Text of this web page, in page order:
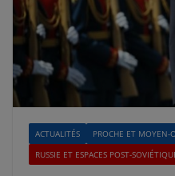
ACTUALITÉS PROCHE ET MOYEN-
RUSSIE ET ESPACES POST-